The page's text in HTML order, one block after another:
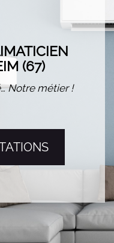
(67)
Notre métier !